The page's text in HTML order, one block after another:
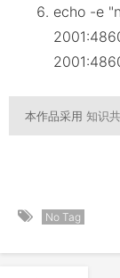
echo -e
本作品采用 知识
No Tag